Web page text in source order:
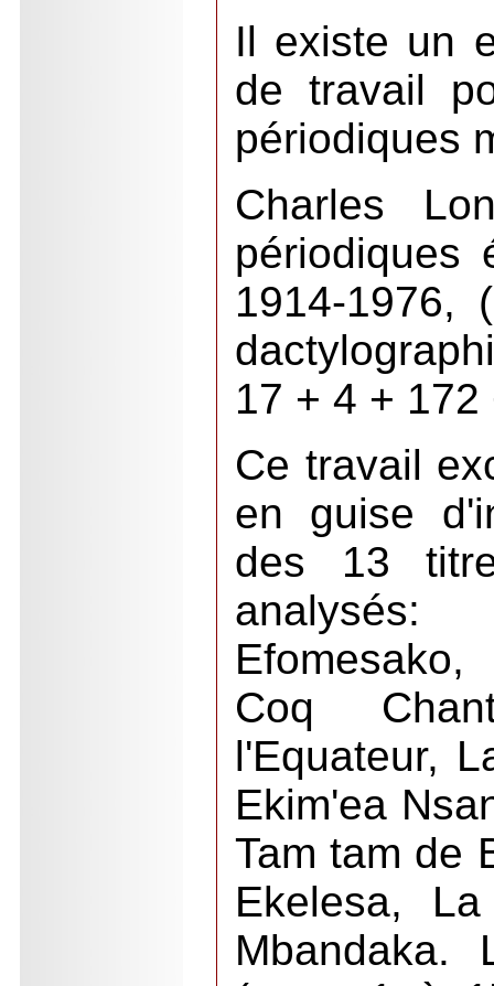
Il existe un
de travail
périodiques
Charles
périodiques
1914-1976,
17 + 4 +
Ce travail
en guise
des 13
Coq
l'Equateur,
Ekim'ea
Tam tam de
Ekelesa,
Mbandaka.